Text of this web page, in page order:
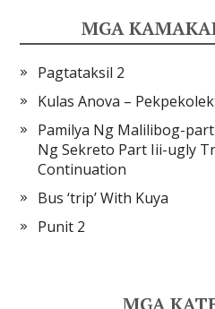
MGA
Pagtataksil 2
Kulas Anova –
Pamilya Ng Malilibog-
Ng Sekreto Part Iii-ugly
Continuation
Bus ‘trip’ With Kuya
Punit 2